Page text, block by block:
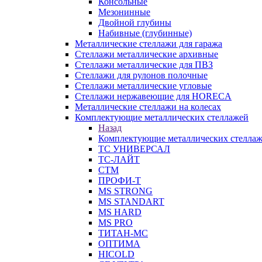
Мезонинные
Двойной глубины
Набивные (глубинные)
Металлические стеллажи для гаража
Стеллажи металлические архивные
Стеллажи металлические для ПВЗ
Стеллажи для рулонов полочные
Стеллажи металлические угловые
Стеллажи нержавеющие для HORECA
Металлические стеллажи на колесах
Комплектующие металлических стеллажей
Назад
Комплектующие металлических
ТС УНИВЕРСАЛ
ТС-ЛАЙТ
СТМ
ПРОФИ-Т
MS STRONG
MS STANDART
MS HARD
MS PRO
ТИТАН-МС
ОПТИМА
HICOLD